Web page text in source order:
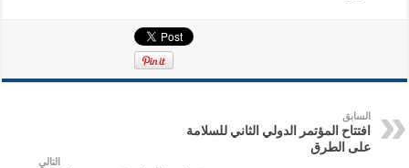
السابق
افتتاح المؤتمر الدولي الثاني للسلامة
على الطرق
التالي